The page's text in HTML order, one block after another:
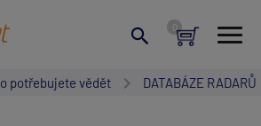
potřebujete vědět DATABÁZE RADARŮ